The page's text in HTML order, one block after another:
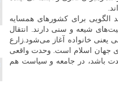
الگویی برای کشورهای همسایه
شیعه و سنی دارند. انتقال
یعنی خانواده آغاز می‌شود.زارع
جهان اسلام است. وحدت واقعی
باشد، در جامعه و سیاست هم